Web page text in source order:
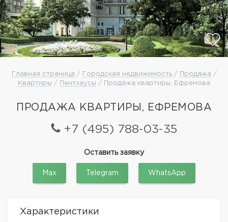
Главная страница / Городская недвижимость/ Продажа /
Квартиры / Пентхаусы / Продажа квартиры, Ефремова
ПРОДАЖА КВАРТИРЫ, ЕФРЕМОВА
+7 (495) 788-03-35
Оставить заявку
Max Telegram WhatsApp
Характеристики